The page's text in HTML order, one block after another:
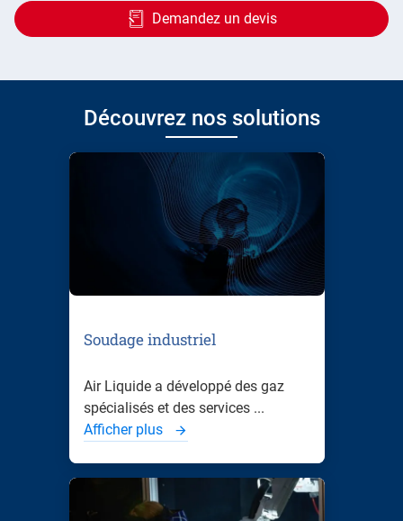
Demandez un devis
Découvrez nos solutions
Soudage industriel
Air Liquide a développé des gaz
spécialisés et des services ...
Afficher plus